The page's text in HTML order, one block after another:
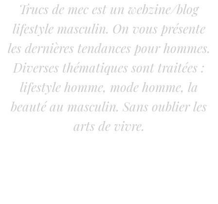
Trucs de mec est un webzine/blog
lifestyle masculin. On vous présente
les dernières tendances pour hommes.
Diverses thématiques sont traitées :
lifestyle homme, mode homme, la
beauté au masculin. Sans oublier les
arts de vivre.